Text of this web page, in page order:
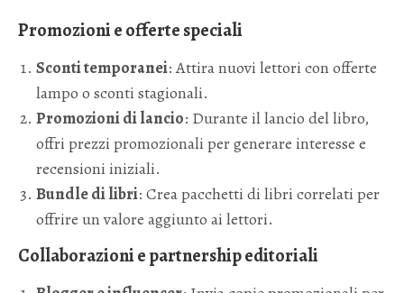
Promozioni e offerte speciali
Sconti temporanei: Attira nuovi lettori con offerte
lampo o sconti stagionali.
Promozioni di lancio: Durante il lancio del libro,
offri prezzi promozionali per generare interesse e
recensioni iniziali.
Bundle di libri: Crea pacchetti di libri correlati per
offrire un valore aggiunto ai lettori.
Collaborazioni e partnership editoriali